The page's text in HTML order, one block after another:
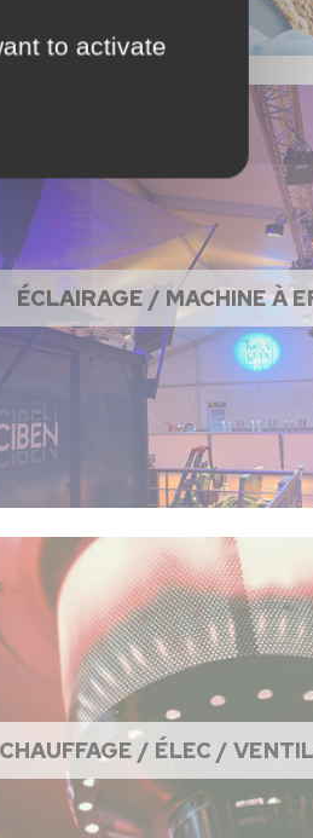
ÉCLAIRAGE / MACHINE À
CHAUFFAGE / ÉLEC /
to activate